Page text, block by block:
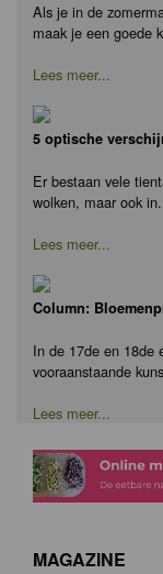
Als je in de
maak je een goede
Lees meer...
5 optische
Er bestaan vele
wolken, maar ook
Lees meer...
Column:
In de 17de en 18de
vooraanstaande
Lees meer...
MAGAZINE